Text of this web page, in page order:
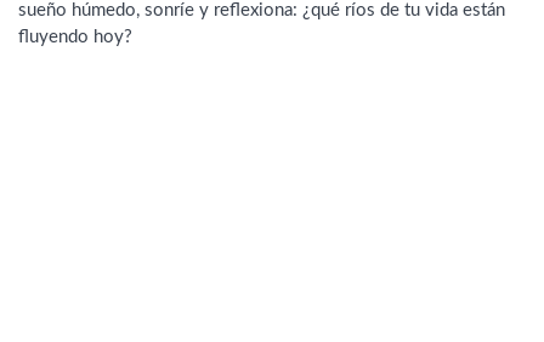
sueño húmedo, sonríe y reflexiona: ¿qué ríos de tu vida están
fluyendo hoy?